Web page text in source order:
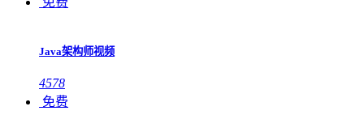
Java架构师视频
4578
免费